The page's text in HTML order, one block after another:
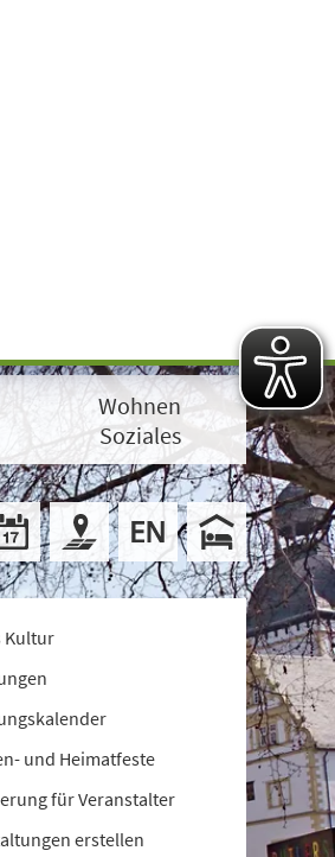
Wohnen
Soziales
Kultur
und Heimatfeste
für Veranstalter
erstellen